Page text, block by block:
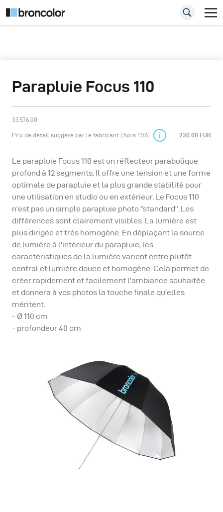
Parapluie Focus 110
33.576.00
Prix de détail suggéré par le fabricant | hors TVA 230.00 EUR
Le parapluie Focus 110 est un réflecteur parabolique
profond à 12 segments. Il offre une tension et une forme
optimale de parapluie et la plus grande stabilité pour
une utilisation en studio ou en extérieur. Le Focus 110
n'est pas un simple parapluie photo "standard". Les
différences sont clairement visibles. La lumière est
plus dirigée et très homogène. En déplaçant la source
de lumière à l'intérieur du parapluie, les
caractéristiques de la lumière varient entre plutôt
central et lumière douce et homogène. Cela permet de
créer rapidement et facilement l'ambiance souhaitée
et donnera à vos photos la touche finale qu'elles
méritent.
- Ø 110 cm
- profondeur 40 cm